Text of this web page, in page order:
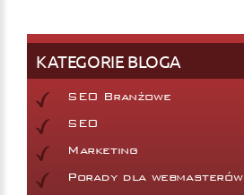
KATEGORIE BLOGA
SEO Branżowe
SEO
Marketing
Porady dla webmasterów